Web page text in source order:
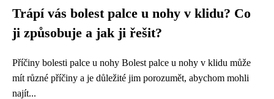
Trápí vás bolest palce u nohy v klidu? Co
ji způsobuje a jak ji řešit?
Příčiny bolesti palce u nohy Bolest palce u nohy v klidu může
mít různé příčiny a je důležité jim porozumět, abychom mohli
najít...